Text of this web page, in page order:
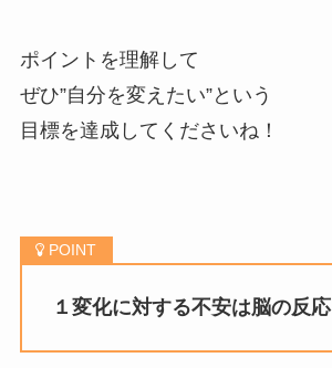
ポイントを理解して
ぜひ”自分を変えたい”という
目標を達成してくださいね！
１変化に対する不安は脳の反応